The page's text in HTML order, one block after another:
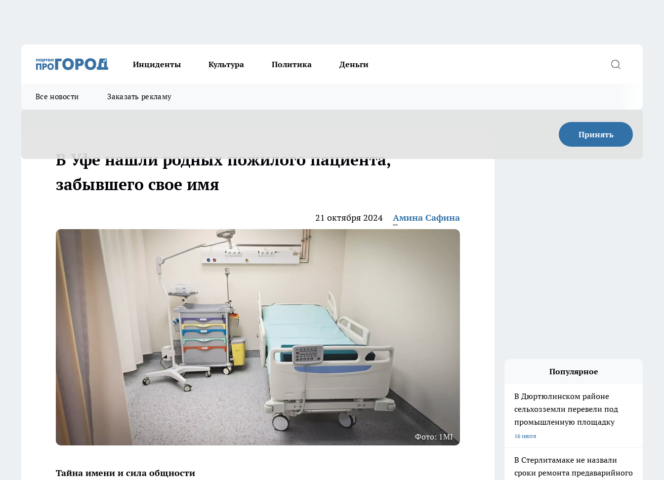
Инциденты Культура Политика Деньги
Все новости Заказать рекламу
Принять
В Уфе нашли родных пожилого пациента,
забывшего свое имя
21 октября 2024 Амина Сафина
Фото: 1MI
Тайна имени и сила общности
Популярное
В Дюртюлинском районе
сельхозземли перевели под
промышленную площадку
16 июля
В Стерлитамаке не назвали
сроки ремонта предаварийного